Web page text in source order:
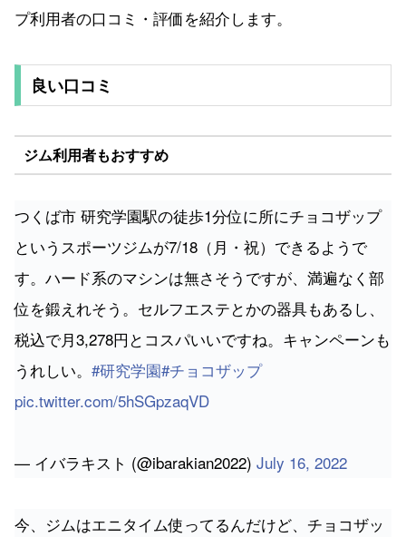
プ利用者の口コミ・評価を紹介します。
良い口コミ
ジム利用者もおすすめ
つくば市 研究学園駅の徒歩1分位に所にチョコザップ
というスポーツジムが7/18（月・祝）できるようで
す。ハード系のマシンは無さそうですが、満遍なく部
位を鍛えれそう。セルフエステとかの器具もあるし、
税込で月3,278円とコスパいいですね。キャンペーンも
うれしい。 #研究学園#チョコザップ
pic.twitter.com/5hSGpzaqVD
— イバラキスト (@ibarakian2022) July 16, 2022
今、ジムはエニタイム使ってるんだけど、チョコザッ